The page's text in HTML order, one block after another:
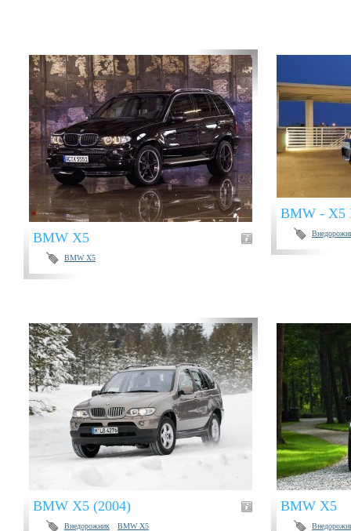
BMW X5
BMW X5
BMW - X5
BMW X5 (2004)
Внедорожник BMW X5
BMW X5